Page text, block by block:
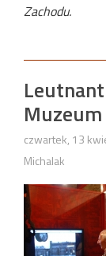
Zachodu.
czwartek, 13
Michalak